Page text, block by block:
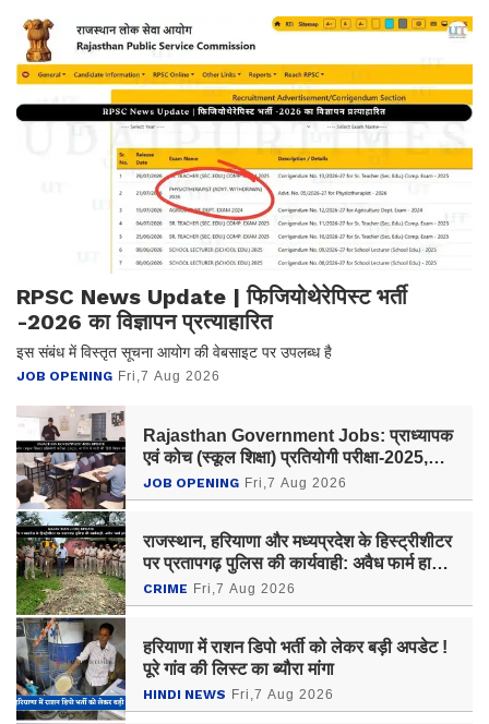
RPSC News Update | फिजियोथेरेपिस्ट भर्ती
-2026 का विज्ञापन प्रत्याहारित
इस संबंध में विस्तृत सूचना आयोग की वेबसाइट पर उपलब्ध है
JOB OPENING Fri,7 Aug 2026
Rajasthan Government Jobs: प्राध्यापक
एवं कोच (स्कूल शिक्षा) प्रतियोगी परीक्षा-2025,
आयोग ने जारी की हिंदी विषय की विचारित सूची
JOB OPENING Fri,7 Aug 2026
राजस्थान, हरियाणा और मध्यप्रदेश के हिस्ट्रीशीटर
पर प्रतापगढ़ पुलिस की कार्यवाही: अवैध फार्म हाउस
पर चला बुलडोजर
CRIME Fri,7 Aug 2026
हरियाणा में राशन डिपो भर्ती को लेकर बड़ी अपडेट !
पूरे गांव की लिस्ट का ब्यौरा मांगा
HINDI NEWS Fri,7 Aug 2026